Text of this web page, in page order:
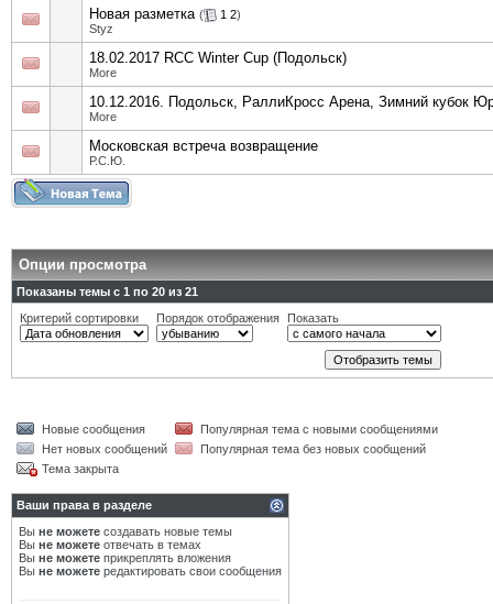
Новая разметка ( 1 2)
Styz
18.02.2017 RCC Winter Cup (Подольск)
More
10.12.2016. Подольск, РаллиКросс Арена, Зимний кубок
More
Московская встреча возвращение
Р.С.Ю.
Опции просмотра
Показаны темы с 1 по 20 из 21
Критерий сортировки
Порядок отображения Показать
Новые сообщения
Популярная тема с новыми сообщениями
Нет новых сообщений
Популярная тема без новых сообщений
Тема закрыта
Ваши права в разделе
Вы не можете создавать новые темы
Вы не можете отвечать в темах
Вы не можете прикреплять вложения
Вы не можете редактировать свои сообщения